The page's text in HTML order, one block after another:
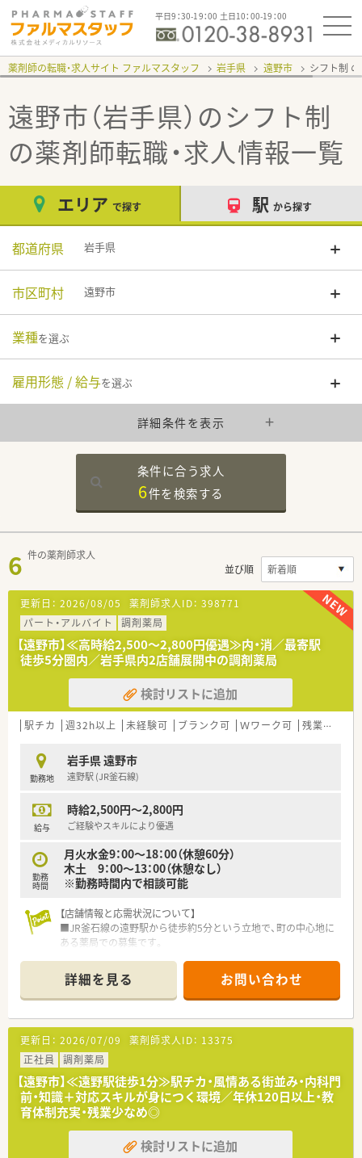
平日9：30-19：00 土日10：00-19：00
薬剤師の転職・求人サイト ファルマスタッフ 岩手県 遠野市 シフト制
遠野市（岩手県）のシフト制
の薬剤師転職・求人情報一覧
エリア で探す 駅 から探す
都道府県 岩手県
市区町村 遠野市
業種を選ぶ
雇用形態 / 給与を選ぶ
詳細条件を表示
条件に合う求人
6件を検索する
6 件の薬剤師求人
並び順
更新日： 2026/08/05 薬剤師求人ID： 398771
パート・アルバイト
調剤薬局
【遠野市】≪高時給2,500～2,800円優遇≫内・消／最寄駅
徒歩5分圏内／岩手県内2店舗展開中の調剤薬局
検討リストに追加
駅チカ 週32h以上 未経験可 ブランク可 Ｗワーク可 残業なし(ほぼなし含む)
勤務地
岩手県 遠野市
遠野駅 (JR釜石線)
給与
時給2,500円～2,800円
ご経験やスキルにより優遇
勤務
時間
月火水金9：00～18：00（休憩60分）
木土 9：00～13：00（休憩なし）
※勤務時間内で相談可能
【店舗情報と応需状況について】
■JR釜石線の遠野駅から徒歩約5分という立地で、町の中心地に
ある薬局での募集です。
どの処方箋に対応しています。
■現在は薬剤師2名と医療事務スタッフ2名の体制で、地域医療
への貢献を目指しています。
【法人特徴について】
■岩手県内に2店舗の調剤薬局を運営しており、地域に根差した
医療サービスを提供しています。
■母体は大手医薬品卸業の会社であるため、非常に安定した経営
基盤を誇っています。
■原則として異動がないため、腰を据えて長く働き続けたい方に
最適な環境といえます。
【こんな方におすすめ】
詳細を見る お問い合わせ
更新日： 2026/07/09 薬剤師求人ID： 13375
正社員
調剤薬局
【遠野市】≪遠野駅徒歩1分≫駅チカ・風情ある街並み・内科門
前・知識＋対応スキルが身につく環境／年休120日以上・教
育体制充実・残業少なめ◎
検討リストに追加